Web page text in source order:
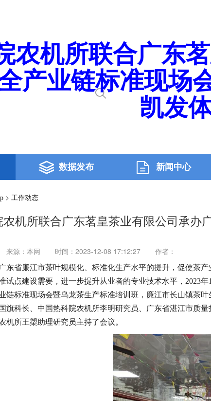
农机所联合广东
产业链标准现场
凯发
数据发布 新闻中心
> 工作动态
机所联合广东茗皇茶业有限公司承
来源：本网 时间：2023-12-08 17:12:27 作者：
东省廉江市茶叶规模化、标准化生产水平的提升，促使茶
试点建设需要，进一步提升从业者的专业技术水平，2023
链标准现场会暨乌龙茶生产标准培训班，廉江市长山镇茶
旗科长、中国热科院农机所李明研究员、广东省湛江市质
机所王槊助理研究员主持了会议。